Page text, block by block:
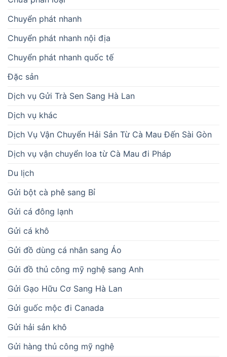
Chuyển phát nhanh
Chuyển phát nhanh nội địa
Chuyển phát nhanh quốc tế
Đặc sản
Dịch vụ Gửi Trà Sen Sang Hà Lan
Dịch vụ khác
Dịch Vụ Vận Chuyển Hải Sản Từ Cà Mau Đến Sài Gòn
Dịch vụ vận chuyển loa từ Cà Mau đi Pháp
Du lịch
Gửi bột cà phê sang Bỉ
Gửi cá đông lạnh
Gửi cá khô
Gửi đồ dùng cá nhân sang Áo
Gửi đồ thủ công mỹ nghệ sang Anh
Gửi Gạo Hữu Cơ Sang Hà Lan
Gửi guốc mộc đi Canada
Gửi hải sản khô
Gửi hàng thủ công mỹ nghệ